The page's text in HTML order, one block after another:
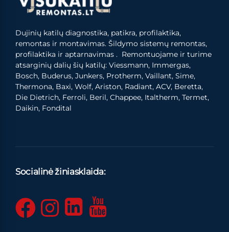
Dujinių katilų diagnostika, patikra, profilaktika,
remontas ir montavimas. Šildymo sistemų remontas,
profilaktika ir aptarnavimas . Remontuojame ir turime
atsarginių dalių šių katilų: Viessmann, Immergas,
Bosch, Buderus, Junkers, Protherm, Vaillant, Sime,
Thermona, Baxi, Wolf, Ariston, Radiant, ACV, Beretta,
Die Dietrich, Ferroli, Beril, Chappee, Italtherm, Termet,
Daikin, Fondital
Socialinė žiniasklaida: